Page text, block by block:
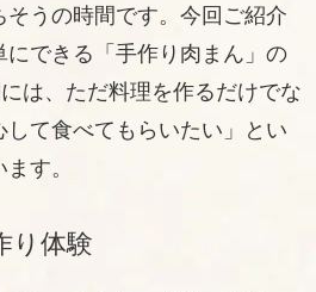
うの時間です。今回ご紹介
できる「手作り肉まん」の
は、ただ料理を作るだけでな
して食べてもらいたい」とい
す。
り体験